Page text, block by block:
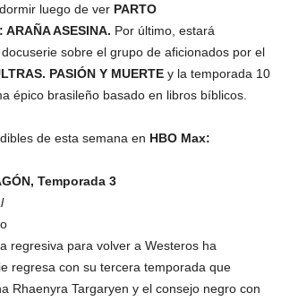
luego de ver PARTO
ARAÑA ASESINA. Por último, estará
sobre el grupo de aficionados por el
PASIÓN Y MUERTE y la temporada 10
épico brasileño basado en libros bíblicos.
de esta semana en HBO Max:
Temporada 3
regresiva para volver a Westeros ha
regresa con su tercera temporada que
Rhaenyra Targaryen y el consejo negro con